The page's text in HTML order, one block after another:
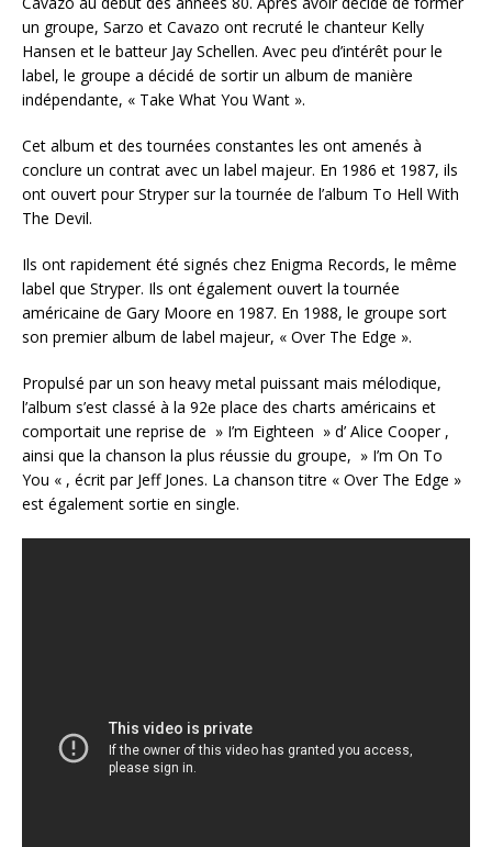
un groupe, Sarzo et Cavazo ont recruté le chanteur Kelly
Hansen et le batteur Jay Schellen. Avec peu d’intérêt pour le
label, le groupe a décidé de sortir un album de manière
indépendante, « Take What You Want ».
Cet album et des tournées constantes les ont amenés à
conclure un contrat avec un label majeur. En 1986 et 1987, ils
ont ouvert pour Stryper sur la tournée de l’album To Hell With
The Devil.
Ils ont rapidement été signés chez Enigma Records, le même
label que Stryper. Ils ont également ouvert la tournée
américaine de Gary Moore en 1987. En 1988, le groupe sort
son premier album de label majeur, « Over The Edge ».
Propulsé par un son heavy metal puissant mais mélodique,
l’album s’est classé à la 92e place des charts américains et
comportait une reprise de » I’m Eighteen » d’ Alice Cooper ,
ainsi que la chanson la plus réussie du groupe, » I’m On To
You « , écrit par Jeff Jones. La chanson titre « Over The Edge »
est également sortie en single.